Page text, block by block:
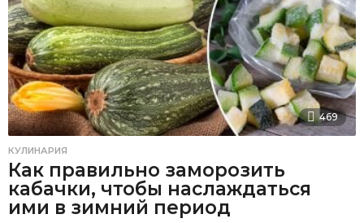
469
КУЛИНАРИЯ
Как правильно заморозить
кабачки, чтобы наслаждаться
ими в зимний период